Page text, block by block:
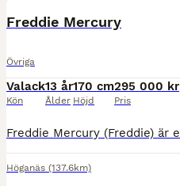
Freddie Mercury
Övriga
Valack
Kön
13 år
Ålder
170 cm
Höjd
295 000 kr
Pris
Höganäs (137.6km)